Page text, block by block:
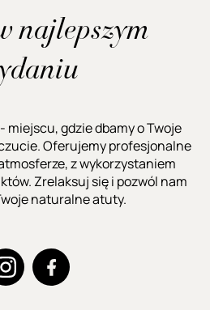
najlepszym
miejscu, gdzie dbamy o Twoje
Oferujemy profesjonalne
z wykorzystaniem
Zrelaksuj się i pozwól nam
naturalne atuty.